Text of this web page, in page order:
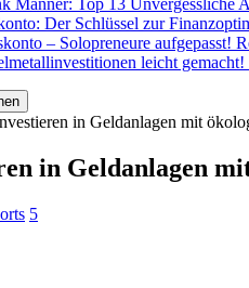
Männer: Top 13 Unvergessliche
Der Schlüssel zur
– Solopreneure aufgepasst!
leicht gemacht!
in Geldanlagen mit
in Geldanlagen
5